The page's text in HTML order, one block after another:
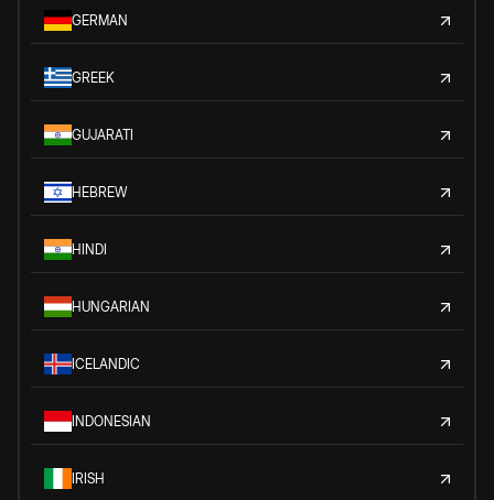
GERMAN
GREEK
GUJARATI
HEBREW
HINDI
HUNGARIAN
ICELANDIC
INDONESIAN
IRISH